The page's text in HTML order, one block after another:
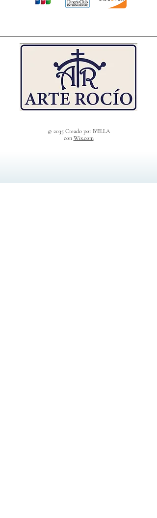
© 2035 Creado por B'ELLA
con Wix.com